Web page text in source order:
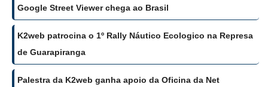
Google Street Viewer chega ao Brasil
K2web patrocina o 1º Rally Náutico Ecologico na Represa
de Guarapiranga
Palestra da K2web ganha apoio da Oficina da Net